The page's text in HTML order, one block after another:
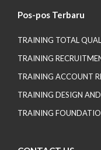
Pos-pos Terbaru
TRAINING TOTAL
TRAINING
TRAINING ACCOUNT
TRAINING DESIGN
TRAINING